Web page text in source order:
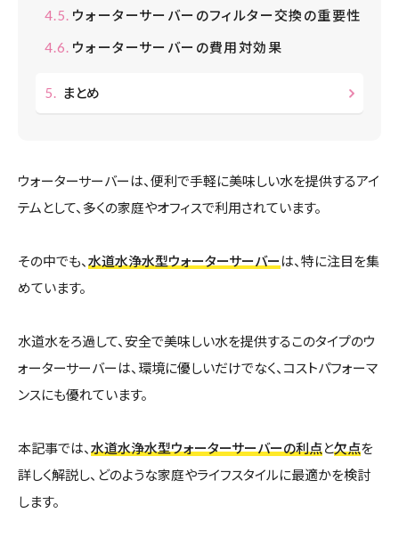
ウォーターサーバーのフィルター交換の重要性
ウォーターサーバーの費用対効果
まとめ
ウォーターサーバーは、便利で手軽に美味しい水を提供するアイ
テムとして、多くの家庭やオフィスで利用されています。
その中でも、 水道水浄水型ウォーターサーバー は、特に注目を集
めています。
水道水をろ過して、安全で美味しい水を提供するこのタイプのウ
ォーターサーバーは、環境に優しいだけでなく、コストパフォーマ
ンスにも優れています。
本記事では、 水道水浄水型ウォーターサーバーの利点と欠点を
詳しく解説し、どのような家庭やライフスタイルに最適かを検討
します。